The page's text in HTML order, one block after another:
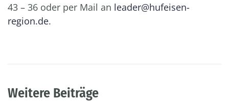
43 – 36 oder per Mail an leader@hufeisen-
region.de.
Weitere Beiträge